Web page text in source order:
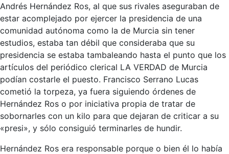
Andrés Hernández Ros, al que sus rivales aseguraban de
estar acomplejado por ejercer la presidencia de una
comunidad autónoma como la de Murcia sin tener
estudios, estaba tan débil que consideraba que su
presidencia se estaba tambaleando hasta el punto que los
artículos del periódico clerical LA VERDAD de Murcia
podían costarle el puesto. Francisco Serrano Lucas
cometió la torpeza, ya fuera siguiendo órdenes de
Hernández Ros o por iniciativa propia de tratar de
sobornarles con un kilo para que dejaran de criticar a su
«presi», y sólo consiguió terminarles de hundir.
Hernández Ros era responsable porque o bien él lo había